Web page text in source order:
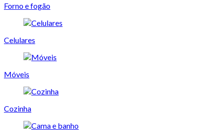
Forno e fogão
Celulares
Móveis
Cozinha